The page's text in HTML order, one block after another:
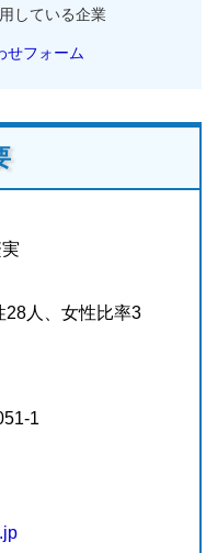
28人、女性比率3
1